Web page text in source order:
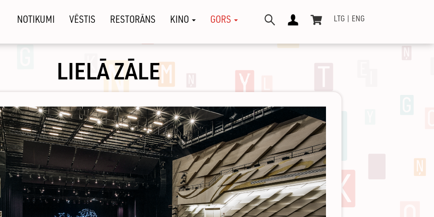
LTG ENG
NOTIKUMI VĒSTIS RESTORĀNS KINO GORS
LIELĀ ZĀLE